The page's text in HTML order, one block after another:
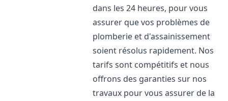
dans les 24 heures, pour vous
assurer que vos problèmes de
plomberie et d'assainissement
soient résolus rapidement. Nos
tarifs sont compétitifs et nous
offrons des garanties sur nos
travaux pour vous assurer de la